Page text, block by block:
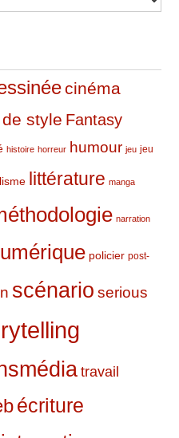
cinéma
style Fantasy
histoire horreur humour jeu jeu
littérature manga
narration
policier post-
scénario serious
travail
écriture